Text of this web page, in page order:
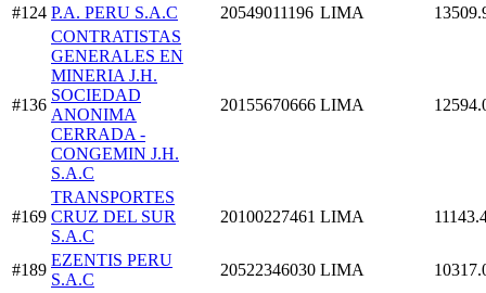
#124 P.A. PERU S.A.C 20549011196 LIMA
#136
CONTRATISTAS
GENERALES EN
MINERIA J.H.
SOCIEDAD
ANONIMA
CERRADA -
CONGEMIN J.H.
S.A.C
20155670666 LIMA
#169
TRANSPORTES
CRUZ DEL SUR
S.A.C
20100227461 LIMA
#189
EZENTIS PERU
S.A.C
20522346030 LIMA